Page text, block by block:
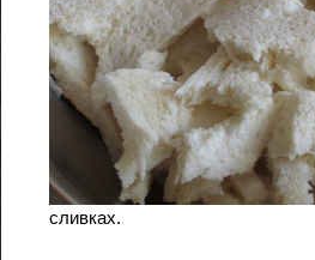
сливках.